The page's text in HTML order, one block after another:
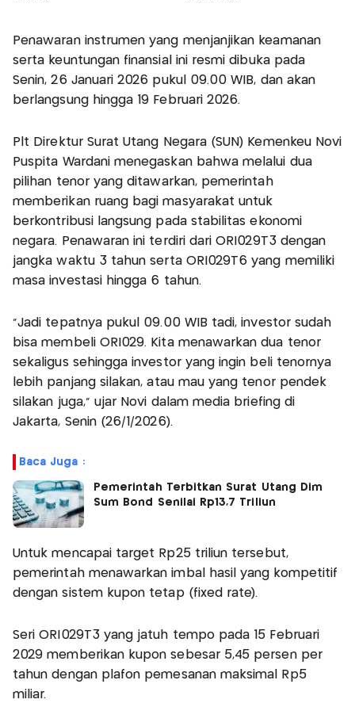
Penawaran instrumen yang menjanjikan keamanan
serta keuntungan finansial ini resmi dibuka pada
Senin, 26 Januari 2026 pukul 09.00 WIB, dan akan
berlangsung hingga 19 Februari 2026.
Plt Direktur Surat Utang Negara (SUN) Kemenkeu Novi
Puspita Wardani menegaskan bahwa melalui dua
pilihan tenor yang ditawarkan, pemerintah
memberikan ruang bagi masyarakat untuk
berkontribusi langsung pada stabilitas ekonomi
negara. Penawaran ini terdiri dari ORI029T3 dengan
jangka waktu 3 tahun serta ORI029T6 yang memiliki
masa investasi hingga 6 tahun.
"Jadi tepatnya pukul 09.00 WIB tadi, investor sudah
bisa membeli ORI029. Kita menawarkan dua tenor
sekaligus sehingga investor yang ingin beli tenornya
lebih panjang silakan, atau mau yang tenor pendek
silakan juga," ujar Novi dalam media briefing di
Jakarta, Senin (26/1/2026).
Baca Juga :
Pemerintah Terbitkan Surat Utang Dim
Sum Bond Senilai Rp13,7 Triliun
Untuk mencapai target Rp25 triliun tersebut,
pemerintah menawarkan imbal hasil yang kompetitif
dengan sistem kupon tetap (fixed rate).
Seri ORI029T3 yang jatuh tempo pada 15 Februari
2029 memberikan kupon sebesar 5,45 persen per
tahun dengan plafon pemesanan maksimal Rp5
miliar.